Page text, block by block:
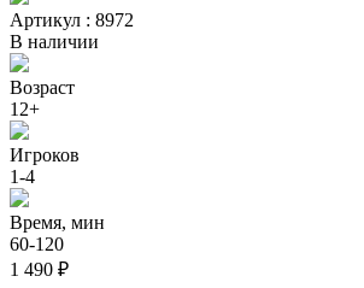
Артикул : 8972
В наличии
Возраст
12+
Игроков
1-4
Время, мин
60-120
1 490 ₽